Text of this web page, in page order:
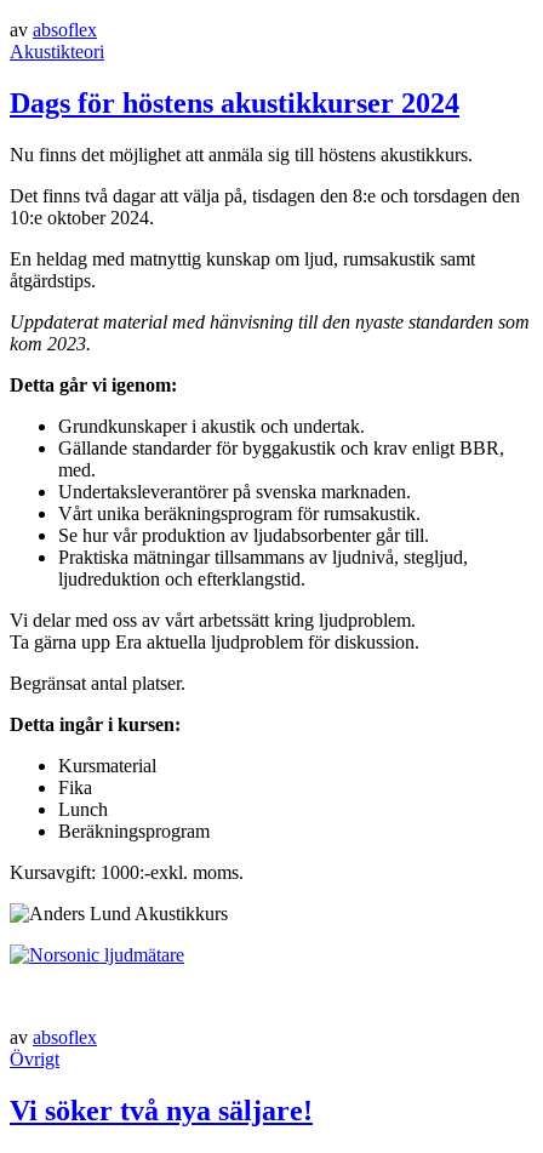
av absoflex
Akustikteori
Dags för höstens akustikkurser 2024
Nu finns det möjlighet att anmäla sig till höstens akustikkurs.
Det finns två dagar att välja på, tisdagen den 8:e och torsdagen den
10:e oktober 2024.
En heldag med matnyttig kunskap om ljud, rumsakustik samt
åtgärdstips.
Uppdaterat material med hänvisning till den nyaste standarden som
kom 2023.
Detta går vi igenom:
Grundkunskaper i akustik och undertak.
Gällande standarder för byggakustik och krav enligt BBR,
med.
Undertaksleverantörer på svenska marknaden.
Vårt unika beräkningsprogram för rumsakustik.
Se hur vår produktion av ljudabsorbenter går till.
Praktiska mätningar tillsammans av ljudnivå, stegljud,
ljudreduktion och efterklangstid.
Vi delar med oss av vårt arbetssätt kring ljudproblem.
Ta gärna upp Era aktuella ljudproblem för diskussion.
Begränsat antal platser.
Detta ingår i kursen:
Kursmaterial
Fika
Lunch
Beräkningsprogram
Kursavgift: 1000:-exkl. moms.
av absoflex
Övrigt
Vi söker två nya säljare!